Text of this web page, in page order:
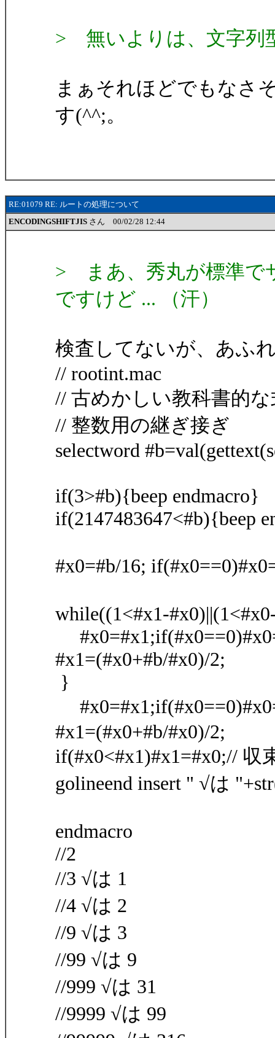
> 無いよりは、文字列
まぁそれほどでもなさ
す(^^;。
RE:01079 RE: ルートの処理について
ENCODINGSHIFTJIS さん 00/02/28 12:44
> まあ、秀丸が標準で
ですけど ... （汗）
検査してないが、あふ
// rootint.mac
// 古めかしい教科書的
// 整数用の継ぎ接ぎ
selectword
if(3>#b){beep endmacro}
if(2147483647<#b){beep
#x0=#b/16;
while((1<#x1-
#x1=(#x0+#b/#x0)/2;
}
#x1=(#x0+#b/#x0)/2;
if(#x0<#x1)#x1=#x0;//
golineend insert " √は
endmacro
//2
//3 √は 1
//4 √は 2
//9 √は 3
//99 √は 9
//999 √は 31
//9999 √は 99